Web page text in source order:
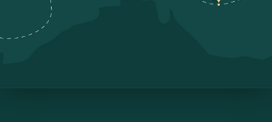
кемпингов, карта кемпингов, ванлайф,